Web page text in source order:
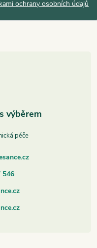
ochrany osobních údajů
546